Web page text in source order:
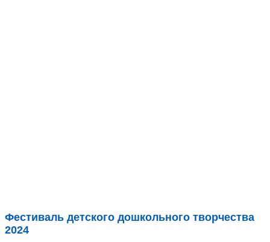
Фестиваль детского дошкольного творчества
2024